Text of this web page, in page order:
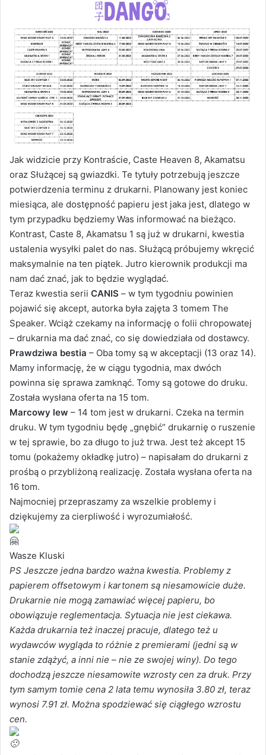
Jak widzicie przy Kontraście, Caste Heaven 8, Akamatsu
oraz Służącej są gwiazdki. Te tytuły potrzebują jeszcze
potwierdzenia terminu z drukarni. Planowany jest koniec
miesiąca, ale dostępność papieru jest jaka jest, dlatego w
tym przypadku będziemy Was informować na bieżąco.
Kontrast, Caste 8, Akamatsu 1 są już w drukarni, kwestia
ustalenia wysyłki palet do nas. Służącą próbujemy wkręcić
maksymalnie na ten piątek. Jutro kierownik produkcji ma
nam dać znać, jak to będzie wyglądać.
Teraz kwestia serii CANIS – w tym tygodniu powinien
pojawić się akcept, autorka była zajęta 3 tomem The
Speaker. Wciąż czekamy na informację o folii chropowatej
– drukarnia ma dać znać, co się dowiedziała od dostawcy.
Prawdziwa bestia – Oba tomy są w akceptacji (13 oraz 14).
Mamy informację, że w ciągu tygodnia, max dwóch
powinna się sprawa zamknąć. Tomy są gotowe do druku.
Została wysłana oferta na 15 tom.
Marcowy lew – 14 tom jest w drukarni. Czeka na termin
druku. W tym tygodniu będę „gnębić” drukarnię o ruszenie
w tej sprawie, bo za długo to już trwa. Jest też akcept 15
tomu (pokażemy okładkę jutro) – napisałam do drukarni z
prośbą o przybliżoną realizację. Została wysłana oferta na
16 tom.
Najmocniej przepraszamy za wszelkie problemy i
dziękujemy za cierpliwość i wyrozumiałość.
Wasze Kluski
PS Jeszcze jedna bardzo ważna kwestia. Problemy z
papierem offsetowym i kartonem są niesamowicie duże.
Drukarnie nie mogą zamawiać więcej papieru, bo
obowiązuje reglementacja. Sytuacja nie jest ciekawa.
Każda drukarnia też inaczej pracuje, dlatego też u
wydawców wygląda to różnie z premierami (jedni są w
stanie zdążyć, a inni nie – nie ze swojej winy). Do tego
dochodzą jeszcze niesamowite wzrosty cen za druk. Przy
tym samym tomie cena 2 lata temu wynosiła 3.80 zł, teraz
wynosi 7.91 zł. Można spodziewać się ciągłego wzrostu
cen.